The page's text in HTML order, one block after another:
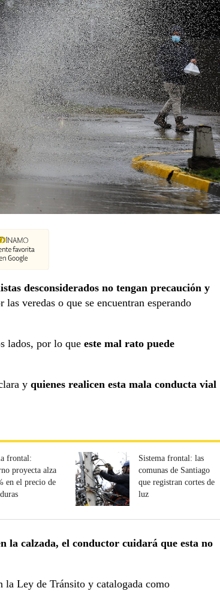
desconsiderados no tengan precaución y
las veredas o que se encuentran esperando
lados, por lo que este mal rato puede
y quienes realicen esta mala conducta vial
frontal:
proyecta alza
en el precio de
Sistema frontal: las
comunas de Santiago
que registran cortes de
luz
la calzada, el conductor cuidará que esta no
la Ley de Tránsito y catalogada como